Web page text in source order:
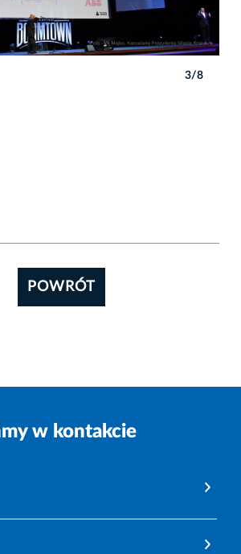
3/8
POWRÓT
w kontakcie